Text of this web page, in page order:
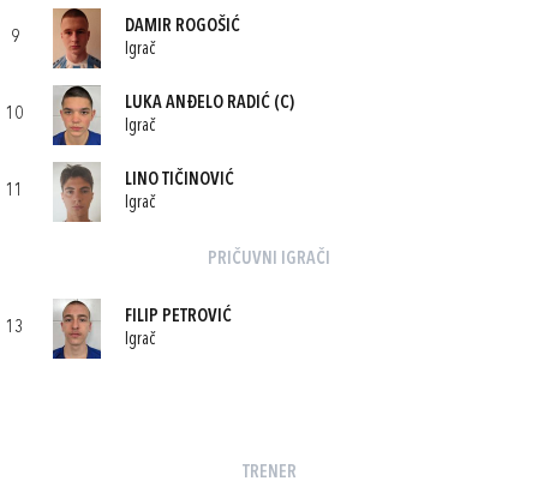
9
DAMIR ROGOŠIĆ
Igrač
10
LUKA ANĐELO RADIĆ (C)
Igrač
11
LINO TIČINOVIĆ
Igrač
PRIČUVNI IGRAČI
13
FILIP PETROVIĆ
Igrač
TRENER